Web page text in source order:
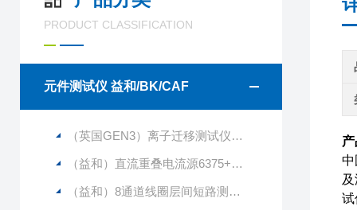
PRODUCT CLASSIFICATION
元件测试仪 益和/BK/CAF
（英国GEN3）离子迁移测试仪CAF2（256通道）（1250V）
（益和）直流重叠电流源6375+6220
（益和）8通道线圈层间短路测试仪7720
中
试